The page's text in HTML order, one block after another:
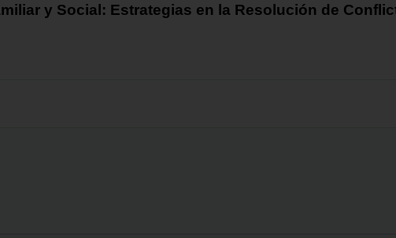
y Social: Estrategias en la Resolución de